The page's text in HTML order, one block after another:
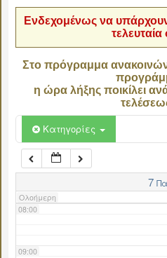
Ενδεχομένως να
τελευταία
Στο πρόγραμμα
η ώρα λήξης ποικίλει
Κατηγορίες
7 Πα
Ολοήμερη
06:00
07:00
08:00
09:00